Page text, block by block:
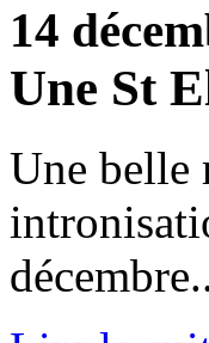
14
Une St
Une belle